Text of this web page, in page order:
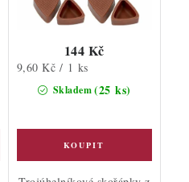
Skladem(25 ks)
144 Kč
Měrná
cena:
9,60 Kč / 1 ks